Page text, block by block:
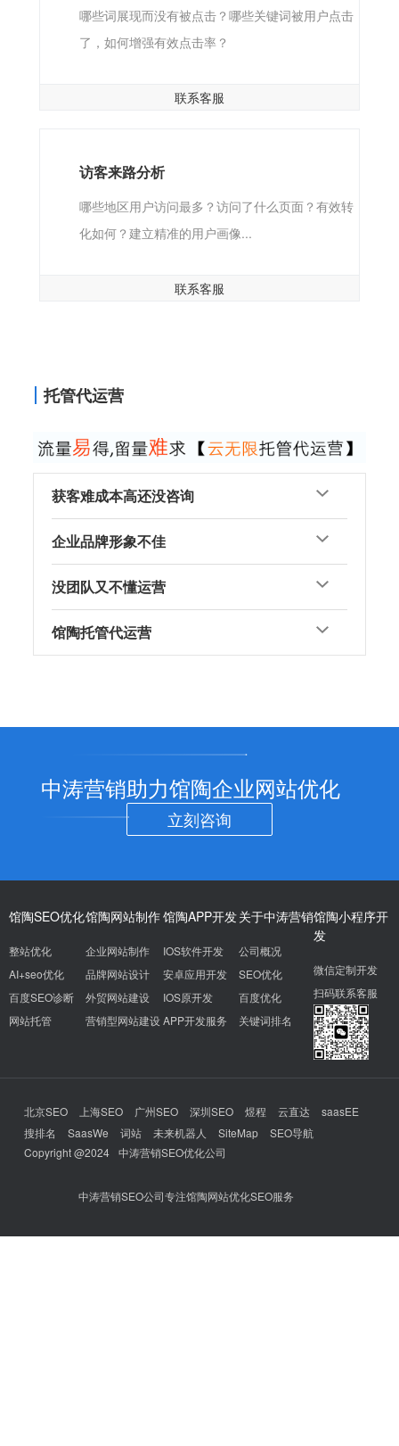
哪些词展现而没有被点击？哪些关键词被用户点击
了，如何增强有效点击率？
联系客服
访客来路分析
哪些地区用户访问最多？访问了什么页面？有效转
化如何？建立精准的用户画像...
联系客服
托管代运营
获客难成本高还没咨询
企业品牌形象不佳
没团队又不懂运营
馆陶托管代运营
中涛营销助力馆陶企业网站优化
立刻咨询
馆陶SEO优化
整站优化
AI+seo优化
百度SEO诊断
网站托管
馆陶网站制作
企业网站制作
品牌网站设计
外贸网站建设
营销型网站建设
馆陶APP开发
IOS软件开发
安卓应用开发
IOS原开发
APP开发服务
关于中涛营销
公司概况
SEO优化
百度优化
关键词排名
馆陶小程序开
发
微信定制开发
扫码联系客服
北京SEO 上海SEO 广州SEO 深圳SEO 煜程 云直达
saasEE
搜排名
SaasWe 词站 未来机器人 SiteMap
SEO导航
Copyright @2024 中涛营销SEO优化公司
中涛营销SEO公司专注馆陶网站优化SEO服务